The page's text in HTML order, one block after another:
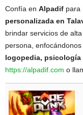
Confía en Alpadif para
personalizada en
brindar servicios de
persona,
logopedia,
https://alpadif.com o